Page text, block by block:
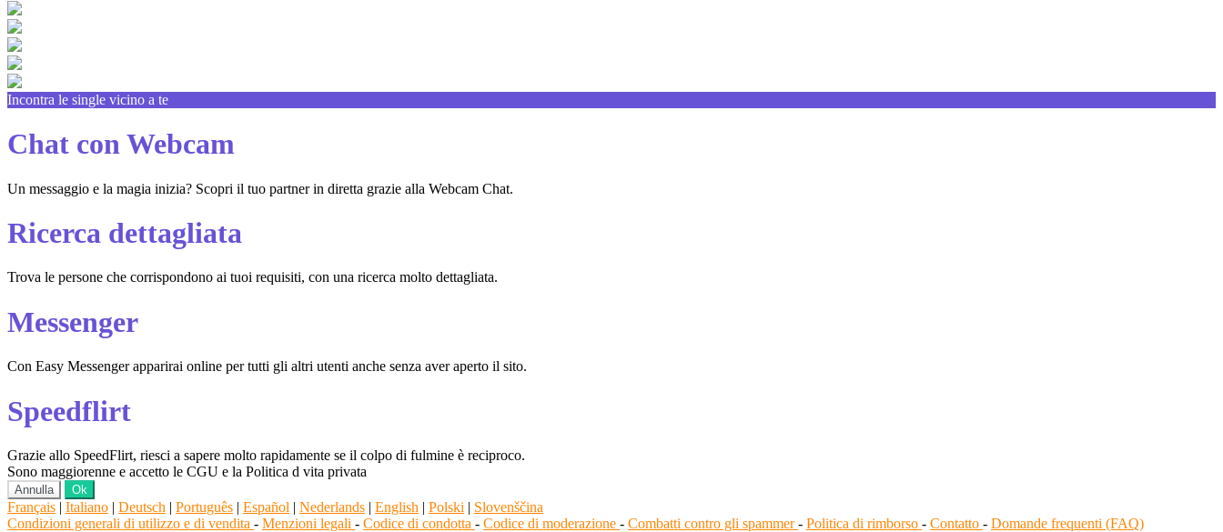
Incontra le single vicino a te
Chat con Webcam
Un messaggio e la magia inizia? Scopri il tuo partner in diretta grazie alla Webcam Chat.
Ricerca dettagliata
Trova le persone che corrispondono ai tuoi requisiti, con una ricerca molto dettagliata.
Messenger
Con Easy Messenger apparirai online per tutti gli altri utenti anche senza aver aperto il sito.
Speedflirt
Grazie allo SpeedFlirt, riesci a sapere molto rapidamente se il colpo di fulmine è reciproco.
Sono maggiorenne e accetto le CGU e la Politica d vita privata
Annulla Ok
Français | Italiano | Deutsch | Português | Español | Nederlands | English | Polski | Slovenščina
Condizioni generali di utilizzo e di vendita - Menzioni legali - Codice di condotta - Codice di moderazione - Combatti contro gli spammer- Politica di rimborso - Contatto - Domande frequenti (FAQ)